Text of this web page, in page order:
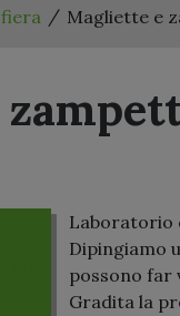
Magliette e
Laboratorio
Dipingiamo
possono far
Gradita la